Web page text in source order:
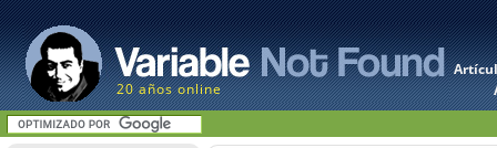
20 años online